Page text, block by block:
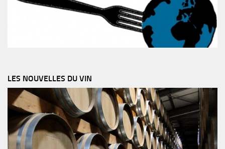
LES NOUVELLES DU VIN